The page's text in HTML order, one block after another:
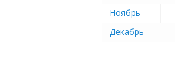
Ноябрь
Декабрь